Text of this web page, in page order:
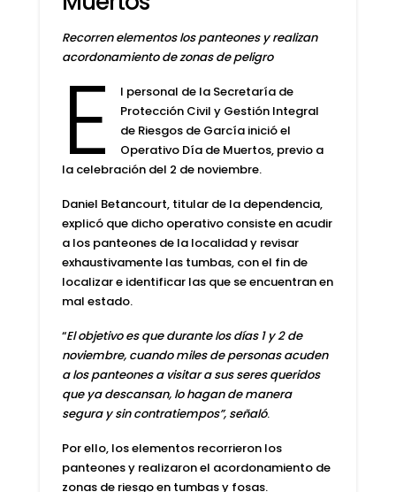
Recorren elementos los panteones y realizan
acordonamiento de zonas de peligro
E l personal de la Secretaría de
Protección Civil y Gestión Integral
de Riesgos de Garcíainició el
Operativo Día de Muertos, previo a
la celebración del 2 de noviembre.
Daniel Betancourt, titular de la dependencia,
explicó que dicho operativo consiste en acudir
a los panteones de la localidad y revisar
exhaustivamente las tumbas, con el fin de
localizar e identificar las que se encuentran en
mal estado.
“El objetivo es que durante los días 1 y 2 de
noviembre, cuando miles de personas acuden
a los panteones a visitar a sus seres queridos
que ya descansan, lo hagan de manera
segura y sin contratiempos”, señaló.
Por ello, los elementos recorrieron los
panteones y realizaron el acordonamiento de
zonas de riesgo en tumbas y fosas.